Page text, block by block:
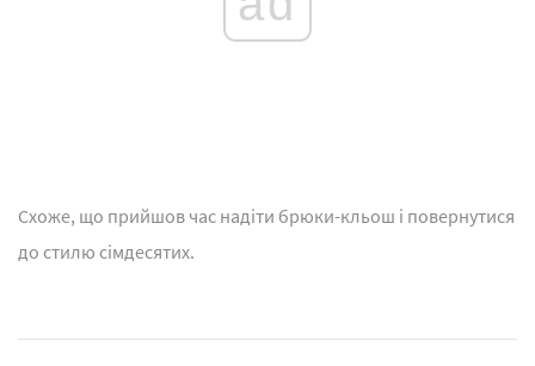
Схоже, що прийшов час надіти брюки-кльош і повернутися
до стилю сімдесятих.